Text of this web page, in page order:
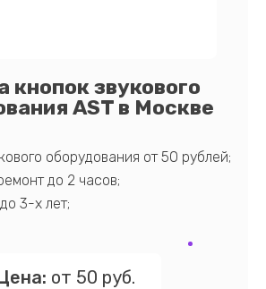
кнопок звукового
AST в Москве
оборудования от 50 рублей;
до 2 часов;
3-х лет;
от 50 руб.